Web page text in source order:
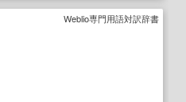
Weblio専門用語対訳辞書